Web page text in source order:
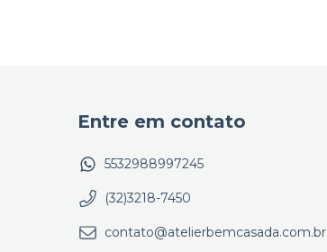
Entre em contato
5532988997245
(32)3218-7450
contato@atelierbemcasada.com.br